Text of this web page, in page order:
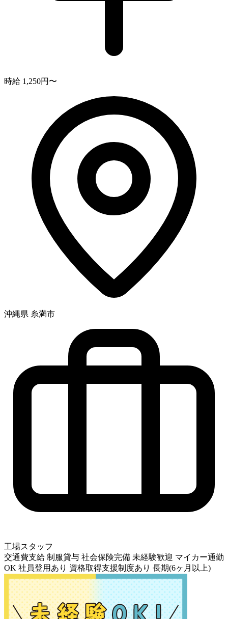
時給 1,250円〜
沖縄県 糸満市
工場スタッフ
交通費支給 制服貸与 社会保険完備 未経験歓迎 マイカー通勤
OK 社員登用あり 資格取得支援制度あり 長期(6ヶ月以上)